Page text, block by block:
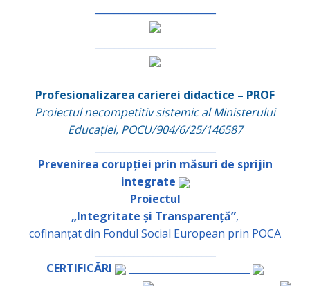
Profesionalizarea carierei didactice – PROF
Proiectul necompetitiv sistemic al Ministerului
Educației, POCU/904/6/25/146587
Prevenirea corupției prin măsuri de sprijin
integrate
Proiectul
„Integritate și Transparență”,
cofinanțat din Fondul Social European prin POCA
CERTIFICĂRI